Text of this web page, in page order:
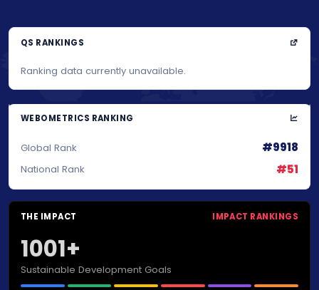
QS RANKINGS
Ranking data currently unavailable.
WEBOMETRICS RANKING
Global Rank #9918
National Rank #51
THE IMPACT IMPACT RANKINGS
1001+
Sustainable Development Goals